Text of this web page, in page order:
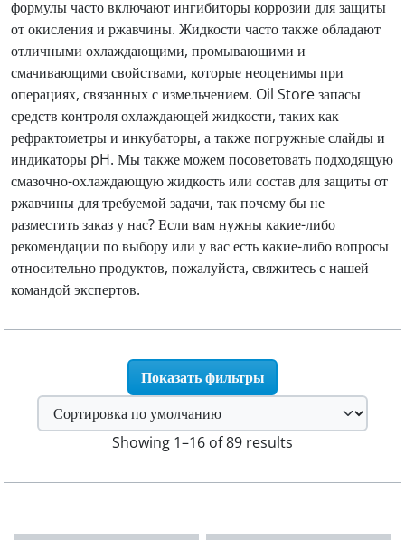
формулы часто включают ингибиторы коррозии для защиты
от окисления и ржавчины. Жидкости часто также обладают
отличными охлаждающими, промывающими и
смачивающими свойствами, которые неоценимы при
операциях, связанных с измельчением. Oil Store запасы
средств контроля охлаждающей жидкости, таких как
рефрактометры и инкубаторы, а также погружные слайды и
индикаторы pH. Мы также можем посоветовать подходящую
смазочно-охлаждающую жидкость или состав для защиты от
ржавчины для требуемой задачи, так почему бы не
разместить заказ у нас? Если вам нужны какие-либо
рекомендации по выбору или у вас есть какие-либо вопросы
относительно продуктов, пожалуйста, свяжитесь с нашей
командой экспертов.
Показать фильтры
Showing 1–16 of 89 results